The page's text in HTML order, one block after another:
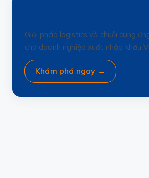
Giải pháp logistics và chuỗi cung
cho doanh nghiệp xuất nhập khẩu
Khám phá ngay →